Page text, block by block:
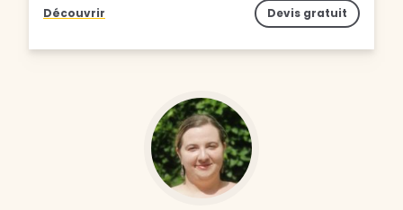
Découvrir Devis gratuit